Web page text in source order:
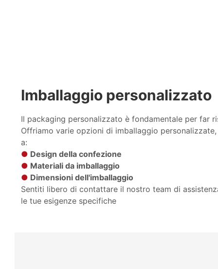
Imballaggio personalizzato
Il packaging personalizzato è fondamentale per far
Offriamo varie opzioni di imballaggio
a:
● Design della confezione
● Materiali da imballaggio
● Dimensioni dell'imballaggio
Sentiti libero di contattare il nostro team di
le tue esigenze specifiche